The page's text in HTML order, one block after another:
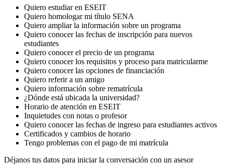
Quiero estudiar en ESEIT
Quiero homologar mi título SENA
Quiero ampliar la información sobre un programa
Quiero conocer las fechas de inscripción para nuevos
estudiantes
Quiero conocer el precio de un programa
Quiero conocer los requisitos y proceso para matricularme
Quiero conocer las opciones de financiación
Quiero referir a un amigo
Quiero información sobre rematrícula
¿Dónde está ubicada la universidad?
Horario de atención en ESEIT
Inquietudes con notas o profesor
Quiero conocer las fechas de ingreso para estudiantes activos
Certificados y cambios de horario
Tengo problemas con el pago de mi matrícula
Déjanos tus datos para iniciar la conversación con un asesor